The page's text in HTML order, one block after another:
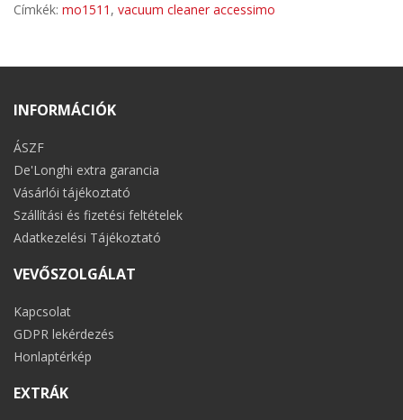
Címkék: mo1511 , vacuum cleaner accessimo
INFORMÁCIÓK
ÁSZF
De'Longhi extra garancia
Vásárlói tájékoztató
Szállítási és fizetési feltételek
Adatkezelési Tájékoztató
VEVŐSZOLGÁLAT
Kapcsolat
GDPR lekérdezés
Honlaptérkép
EXTRÁK